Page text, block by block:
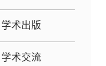
学术出版
学术交流